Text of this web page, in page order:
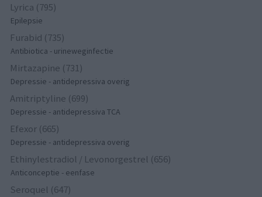
Lyrica (795)
Epilepsie
Furabid (735)
Antibiotica - urineweginfectie
Mirtazapine (731)
Depressie - antidepressiva overig
Amitriptyline (699)
Depressie - antidepressiva TCA
Efexor (665)
Depressie - antidepressiva overig
Ethinylestradiol / Levonorgestrel (656)
Anticonceptie - eenfase
Seroquel (647)